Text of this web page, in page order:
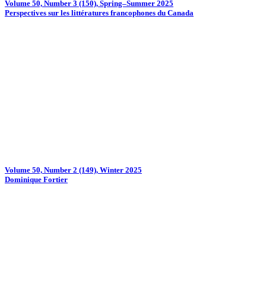
Volume 50, Number 3 (150), Spring–Summer 2025
Perspectives sur les littératures francophones du Canada
Volume 50, Number 2 (149), Winter 2025
Dominique Fortier